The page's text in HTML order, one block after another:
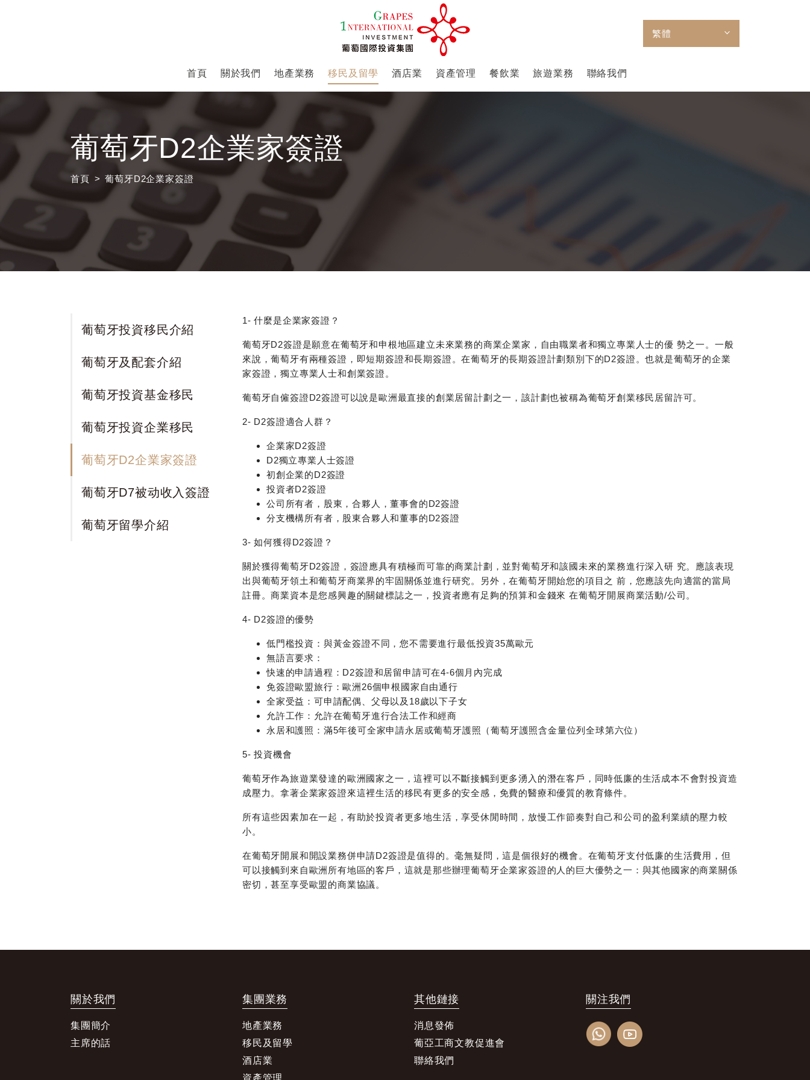
繁體
首頁 關於我們 地產業務 移民及留學 酒店業 資產管理 餐飲業 旅遊業務 聯絡我們
葡萄牙D2企業家簽證
首頁 葡萄牙D2企業家簽證
葡萄牙投資移民介紹
葡萄牙及配套介紹
葡萄牙投資基金移民
葡萄牙投資企業移民
葡萄牙D2企業家簽證
葡萄牙D7被动收入簽證
葡萄牙留學介紹
1- 什麼是企業家簽證？
葡萄牙D2簽證是願意在葡萄牙和申根地區建立未來業務的商業企業家，自由職業者和獨立專業人士的優 勢之一。一般
來說，葡萄牙有兩種簽證，即短期簽證和長期簽證。在葡萄牙的長期簽證計劃類別下的D2簽證。也就是葡萄牙的企業
家簽證，獨立專業人士和創業簽證。
葡萄牙自僱簽證D2簽證可以說是歐洲最直接的創業居留計劃之一，該計劃也被稱為葡萄牙創業移民居留許可。
2- D2簽證適合人群？
企業家D2簽證
D2獨立專業人士簽證
初創企業的D2簽證
投資者D2簽證
公司所有者，股東，合夥人，董事會的D2簽證
分支機構所有者，股東合夥人和董事的D2簽證
3- 如何獲得D2簽證？
關於獲得葡萄牙D2簽證，簽證應具有積極而可靠的商業計劃，並對葡萄牙和該國未來的業務進行深入研 究。應該表現
出與葡萄牙領土和葡萄牙商業界的牢固關係並進行研究。另外，在葡萄牙開始您的項目之 前，您應該先向適當的當局
註冊。商業資本是您感興趣的關鍵標誌之一，投資者應有足夠的預算和金錢來 在葡萄牙開展商業活動/公司。
4- D2簽證的優勢
低門檻投資：與黃金簽證不同，您不需要進行最低投資35萬歐元
無語言要求：
快速的申請過程：D2簽證和居留申請可在4-6個月內完成
免簽證歐盟旅行：歐洲26個申根國家自由通行
全家受益：可申請配偶、父母以及18歲以下子女
允許工作：允許在葡萄牙進行合法工作和經商
永居和護照：滿5年後可全家申請永居或葡萄牙護照（葡萄牙護照含金量位列全球第六位）
5- 投資機會
葡萄牙作為旅遊業發達的歐洲國家之一，這裡可以不斷接觸到更多湧入的潛在客戶，同時低廉的生活成本不會對投資造
成壓力。拿著企業家簽證來這裡生活的移民有更多的安全感，免費的醫療和優質的教育條件。
所有這些因素加在一起，有助於投資者更多地生活，享受休閒時間，放慢工作節奏對自己和公司的盈利業績的壓力較
小。
在葡萄牙開展和開設業務併申請D2簽證是值得的。毫無疑問，這是個很好的機會。在葡萄牙支付低廉的生活費用，但
可以接觸到來自歐洲所有地區的客戶，這就是那些辦理葡萄牙企業家簽證的人的巨大優勢之一：與其他國家的商業關係
密切，甚至享受歐盟的商業協議。
關於我們
集團簡介
主席的話
集團業務
地產業務
移民及留學
酒店業
資產管理
其他鏈接
消息發佈
葡亞工商文教促進會
聯絡我們
關注我們